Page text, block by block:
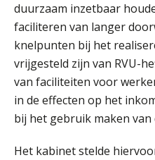
duurzaam inzetbaar
faciliteren van langer
knelpunten bij het
vrijgesteld zijn van RVU-
van faciliteiten voor
in de effecten op het
bij het gebruik maken
Het kabinet stelde